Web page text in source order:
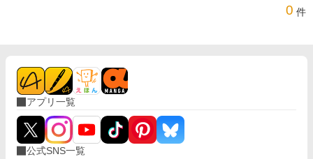
0 件
アプリ一覧
公式SNS一覧